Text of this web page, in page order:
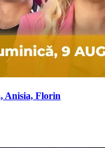
Anisia, Florin